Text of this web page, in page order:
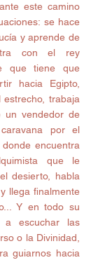
este camino
se hace
y aprende de
con el rey
que tiene que
hacia Egipto,
trabaja
vendedor de
por el
encuentra
que le
desierto, habla
llega finalmente
Y en todo su
a escuchar las
o la Divinidad,
guiarnos hacia